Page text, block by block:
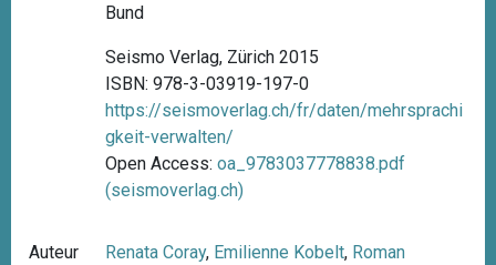
Bund
Seismo Verlag, Zürich 2015
ISBN: 978-3-03919-197-0
https://seismoverlag.ch/fr/daten/mehrsprachi
gkeit-verwalten/
Open Access:oa_9783037778838.pdf
(seismoverlag.ch)
Auteur
Renata Coray, Emilienne Kobelt, Roman